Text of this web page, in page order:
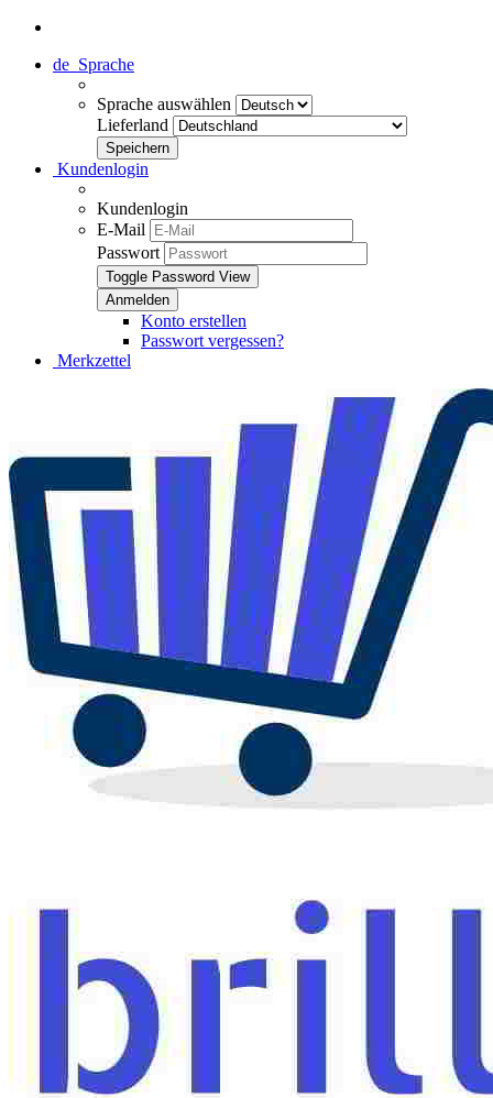
de Sprache
Sprache auswählen
Lieferland
Kundenlogin
Kundenlogin
E-Mail
Passwort
Toggle Password View
Konto erstellen
Passwort vergessen?
Merkzettel